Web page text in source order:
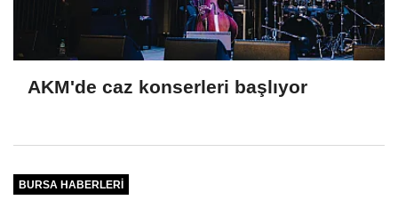
AKM'de caz konserleri başlıyor
BURSA HABERLERI